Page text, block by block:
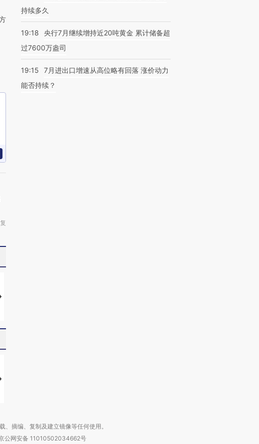
马航飞行员跨国走私7万
【推广】走进第四届链博
持续多久
19:18
央行7月继续增持近20吨黄金 累计储备超
过7600万盎司
19:15
7月进出口增速从高位略有回落 涨价动力
能否持续？
摘编、复制及建立镜像等任何使用。
公网安备 11010502034662号